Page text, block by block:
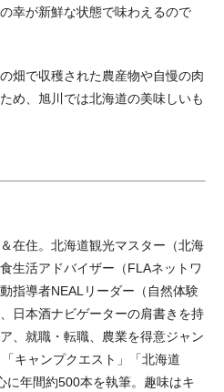
幸が新鮮な状態で味わえるので
畑で収穫された農産物や自慢の肉
め、旭川では北海道の美味しいも
在住。北海道観光マスター（北海
生活アドバイザー（FLAネットワ
指導者NEALリーダー（自然体験
日本酒ナビゲーターの肩書きを持
、就職・転職、農業を得意ジャン
キャンプクエスト」「北海道
に年間約500本を執筆。趣味はキ